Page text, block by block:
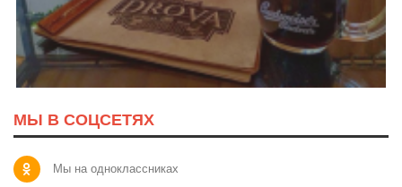
МЫ В СОЦСЕТЯХ
Мы на одноклассниках